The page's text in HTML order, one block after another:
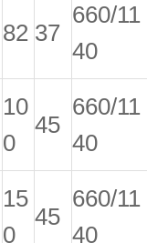
82 37
660/11
40
10
0
45
660/11
40
15
0
45
660/11
40